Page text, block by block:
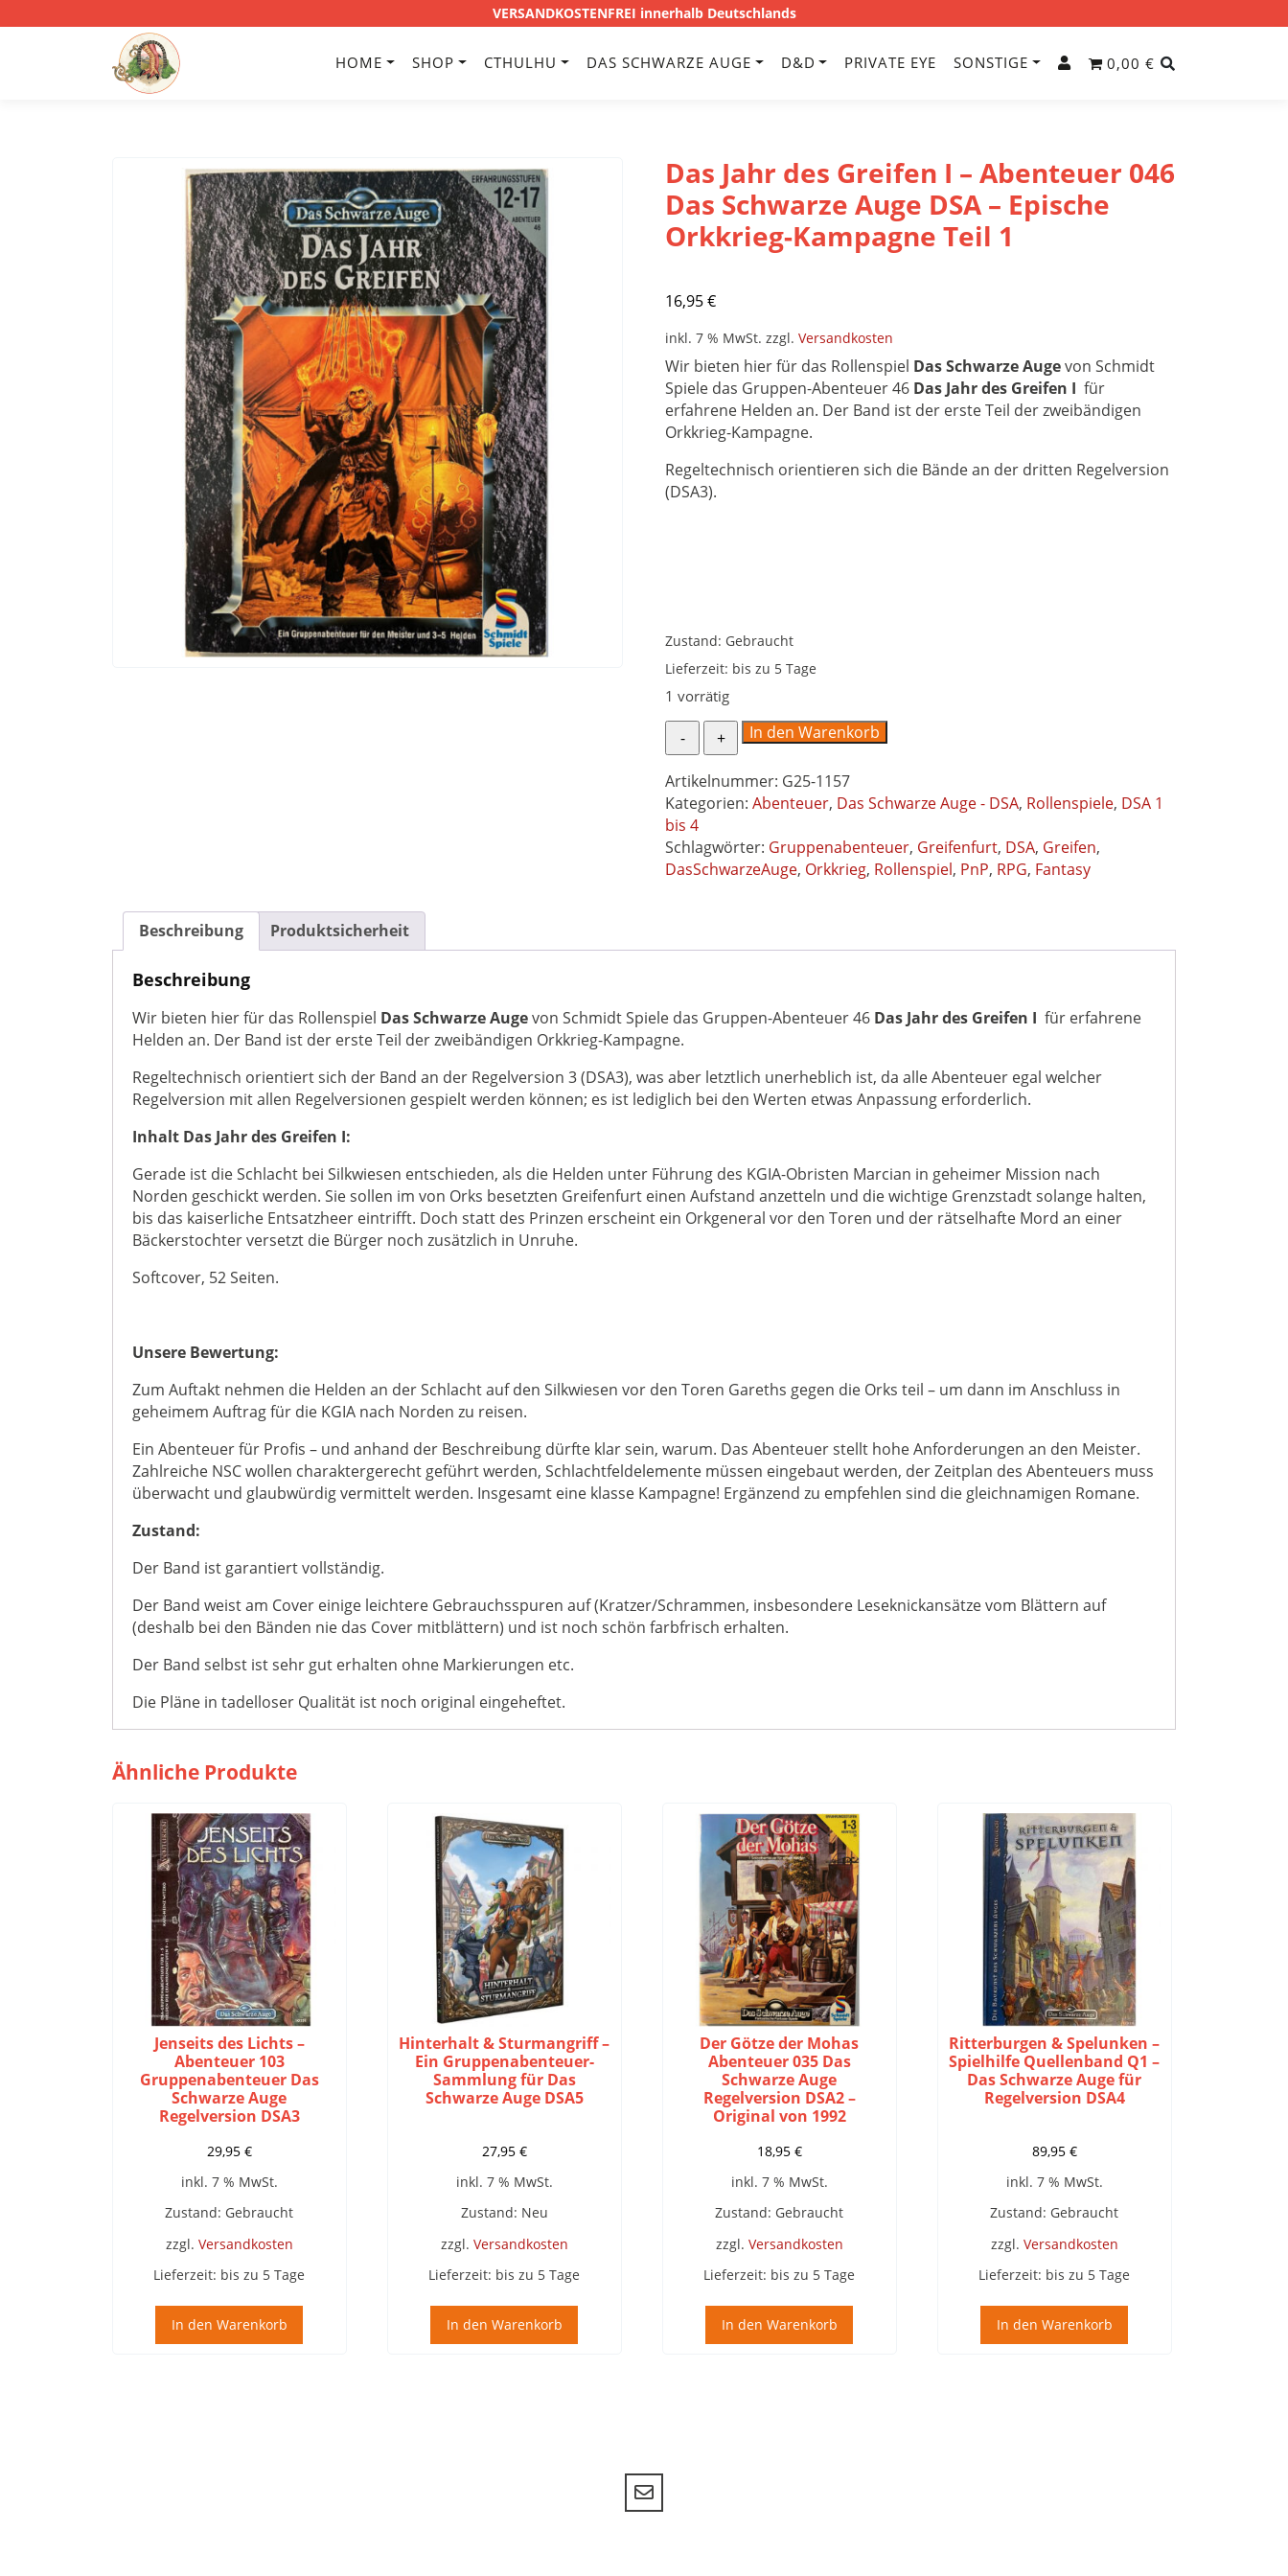
VERSANDKOSTENFREI innerhalb Deutschlands
HOME SHOP CTHULHU DAS SCHWARZE AUGE D&D PRIVATE EYE SONSTIGE 0,00 €
Das Jahr des Greifen I – Abenteuer 046
Das Schwarze Auge DSA – Epische
Orkkrieg-Kampagne Teil 1
16,95€
inkl. 7 % MwSt. zzgl.Versandkosten
Wir bieten hier für das Rollenspiel Das Schwarze Augevon Schmidt
Spiele das Gruppen-Abenteuer 46 Das Jahr des Greifen I für
erfahrene Helden an. Der Band ist der erste Teil der zweibändigen
Orkkrieg-Kampagne.
Regeltechnisch orientieren sich die Bände an der dritten Regelversion
(DSA3).
Zustand: Gebraucht
Lieferzeit: bis zu 5 Tage
1 vorrätig
Das
Jahr
des
Greifen
I
-
Abenteuer
Auge
Epische
Orkkrieg-
Teil
1
In den Warenkorb
Artikelnummer: G25-1157
Kategorien:Abenteuer, Das Schwarze Auge - DSA, Rollenspiele, DSA 1
bis 4
Schlagwörter: Gruppenabenteuer, Greifenfurt, DSA, Greifen,
DasSchwarzeAuge, Orkkrieg, Rollenspiel, PnP, RPG, Fantasy
Beschreibung Produktsicherheit
Beschreibung
Wir bieten hier für das Rollenspiel Das Schwarze Augevon Schmidt Spiele das Gruppen-Abenteuer 46 Das Jahr des Greifen I für erfahrene
Helden an. Der Band ist der erste Teil der zweibändigen Orkkrieg-Kampagne.
Regeltechnisch orientiert sich der Band an der Regelversion 3 (DSA3), was aber letztlich unerheblich ist, da alle Abenteuer egal welcher
Regelversion mit allen Regelversionen gespielt werden können; es ist lediglich bei den Werten etwas Anpassung erforderlich.
Inhalt Das Jahr des Greifen I:
Gerade ist die Schlacht bei Silkwiesen entschieden, als die Helden unter Führung des KGIA-Obristen Marcian in geheimer Mission nach
Norden geschickt werden. Sie sollen im von Orks besetzten Greifenfurt einen Aufstand anzetteln und die wichtige Grenzstadt solange halten,
bis das kaiserliche Entsatzheer eintrifft. Doch statt des Prinzen erscheint ein Orkgeneral vor den Toren und der rätselhafte Mord an einer
Bäckerstochter versetzt die Bürger noch zusätzlich in Unruhe.
Softcover, 52 Seiten.
Unsere Bewertung:
Zum Auftakt nehmen die Helden an der Schlacht auf den Silkwiesen vor den Toren Gareths gegen die Orks teil – um dann im Anschluss in
geheimem Auftrag für die KGIA nach Norden zu reisen.
Ein Abenteuer für Profis – und anhand der Beschreibung dürfte klar sein, warum. Das Abenteuer stellt hohe Anforderungen an den Meister.
Zahlreiche NSC wollen charaktergerecht geführt werden, Schlachtfeldelemente müssen eingebaut werden, der Zeitplan des Abenteuers muss
überwacht und glaubwürdig vermittelt werden. Insgesamt eine klasse Kampagne! Ergänzend zu empfehlen sind die gleichnamigen Romane.
Zustand:
Der Band ist garantiert vollständig.
Der Band weist am Cover einige leichtere Gebrauchsspuren auf (Kratzer/Schrammen, insbesondere Leseknickansätze vom Blättern auf
(deshalb bei den Bänden nie das Cover mitblättern) und ist noch schön farbfrisch erhalten.
Der Band selbst ist sehr gut erhalten ohne Markierungen etc.
Die Pläne in tadelloser Qualität ist noch original eingeheftet.
Ähnliche Produkte
Jenseits des Lichts –
Abenteuer 103
Gruppenabenteuer Das
Schwarze Auge
Regelversion DSA3
29,95 €
inkl. 7 % MwSt.
Zustand: Gebraucht
zzgl. Versandkosten
Lieferzeit: bis zu 5 Tage
In den Warenkorb
Hinterhalt & Sturmangriff –
Ein Gruppenabenteuer-
Sammlung für Das
Schwarze Auge DSA5
27,95 €
inkl. 7 % MwSt.
Zustand: Neu
zzgl. Versandkosten
Lieferzeit: bis zu 5 Tage
In den Warenkorb
Der Götze der Mohas
Abenteuer 035 Das
Schwarze Auge
Regelversion DSA2 –
Original von 1992
18,95 €
inkl. 7 % MwSt.
Zustand: Gebraucht
zzgl. Versandkosten
Lieferzeit: bis zu 5 Tage
In den Warenkorb
Ritterburgen & Spelunken –
Spielhilfe Quellenband Q1 –
Das Schwarze Auge für
Regelversion DSA4
89,95 €
inkl. 7 % MwSt.
Zustand: Gebraucht
zzgl. Versandkosten
Lieferzeit: bis zu 5 Tage
In den Warenkorb